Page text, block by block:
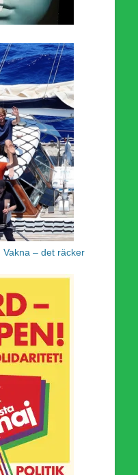
– det räcker